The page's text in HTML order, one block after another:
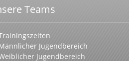
Teams
Jugendbereich
Jugendbereich